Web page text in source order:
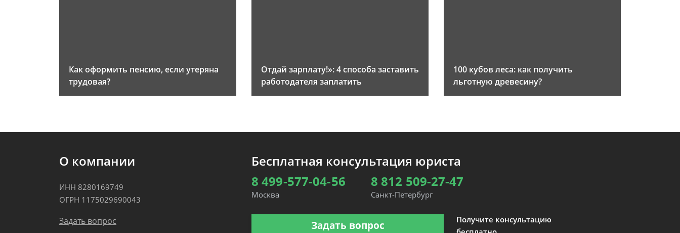
Как оформить пенсию, если утеряна
трудовая?
Отдай зарплату!»: 4 способа заставить
работодателя заплатить
100 кубов леса: как получить
льготную древесину?
О компании
ИНН 8280169749
ОГРН 1175029690043
Задать вопрос
Бесплатная консультация юриста
8 499-577-04-56
Москва
8 812 509-27-47
Санкт-Петербург
Задать вопрос
Получите консультацию